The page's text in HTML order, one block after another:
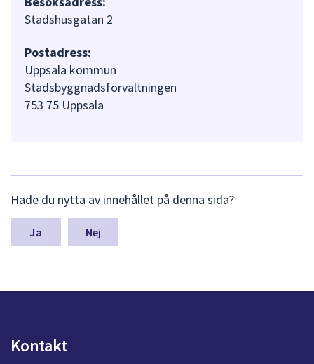
Stadshusgatan 2
Postadress:
Uppsala kommun
Stadsbyggnadsförvaltningen
753 75 Uppsala
ä
m
a
n
k
Hade du nytta av innehållet på denna sida?
Nej
Kontakt